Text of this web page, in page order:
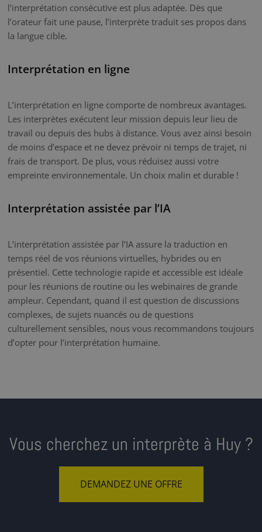
l’interprétation consécutive est plus adaptée. Dès que
l’orateur fait une pause, l’interprète traduit ses propos dans
la langue cible.
Interprétation en ligne
L’interprétation en ligne comporte de nombreux avantages.
Les interprètes exécutent leur mission depuis leur lieu de
travail ou depuis des hubs à distance. Vous avez ainsi besoin
de moins d’espace et ne devez prévoir ni temps de trajet, ni
frais de transport. De plus, vous réduisez aussi votre
empreinte environnementale. Un choix malin et durable !
Interprétation assistée par l’IA
L’interprétation assistée par l’IA assure la traduction en
temps réel de vos réunions virtuelles, hybrides ou en
présentiel. Cette technologie rapide et accessible est idéale
pour les réunions de routine ou les webinaires de grande
ampleur. Cependant, quand il est question de discussions
complexes, de sujets nuancés ou de questions
culturellement sensibles, nous vous recommandons toujours
d’opter pour l’interprétation humaine.
Vous cherchez un interprète à Huy ?
DEMANDEZ UNE OFFRE